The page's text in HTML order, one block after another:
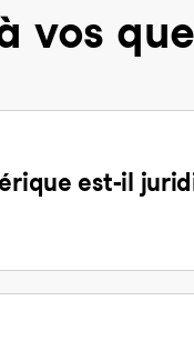
vos
est-il